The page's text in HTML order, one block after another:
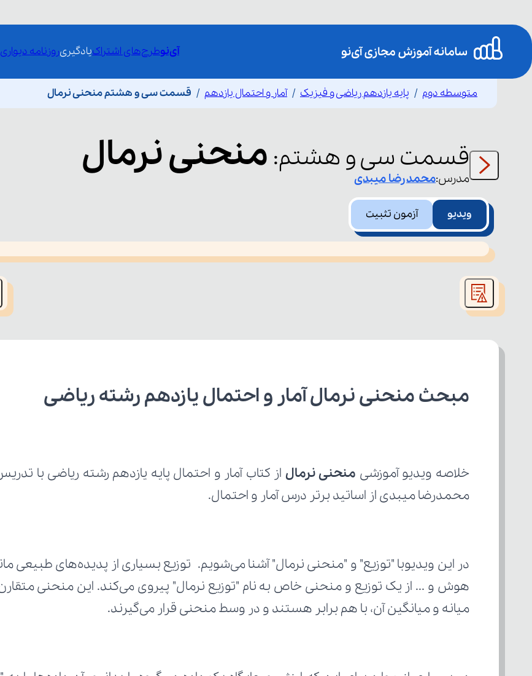
آی‌نوطرح‌های اشتراکیادگیریروزنامه دیواری
متوسطه دوم پایه یازدهم ریاضی و فیزیک آمار و احتمال یازدهم قسمت سی و هشتم منحنی نرمال
قسمت سی و هشتم: منحنی نرمال مدرس:محمدرضامیبدی
ویدیو آزمون تثبیت
This
is
window.
مبحث منحنی نرمال آمار و احتمال یازدهم رشته ریاضی
خلاصه ویدیو آموزشی منحنی نرمال
محمدرضا میبدی از اساتید برتر درس آمار و احتمال.
میانه و میانگین آن، با هم برابر هستند و در وسط منحنی قرار می‌گیرند.